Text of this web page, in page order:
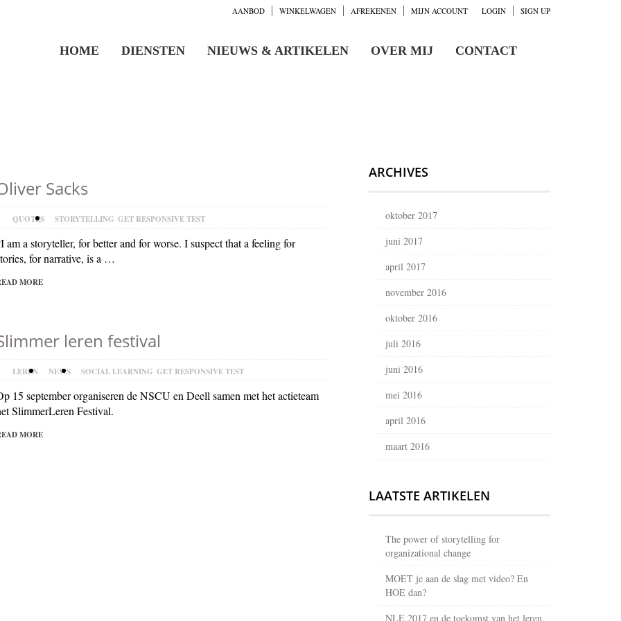
LOGIN SIGN UP
AANBOD WINKELWAGEN AFREKENEN MIJN ACCOUNT
HOME DIENSTEN NIEUWS & ARTIKELEN OVER MIJ CONTACT
Sacks
QUOTES STORYTELLING GET RESPONSIVE TEST
am a storyteller, for better and for worse. I suspect that a feeling for
for narrative, is a …
MORE
leren festival
LEREN NEWS SOCIAL LEARNING GET RESPONSIVE TEST
15 september organiseren de NSCU en Deell samen met het actieteam
SlimmerLeren Festival.
MORE
ARCHIVES
oktober 2017
juni 2017
april 2017
november 2016
oktober 2016
juli 2016
juni 2016
mei 2016
april 2016
maart 2016
LAATSTE ARTIKELEN
The power of storytelling for
organizational change
MOET je aan de slag met video? En
HOE dan?
NLE 2017 en de toekomst van het leren.